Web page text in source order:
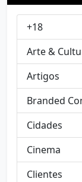
+18
Arte &
Artigos
Branded
Cidades
Cinema
Clientes